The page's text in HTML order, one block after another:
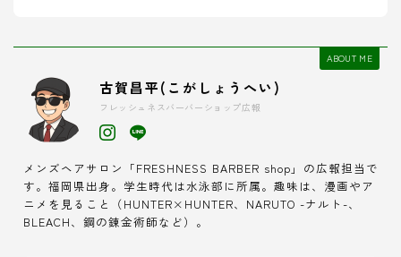
ABOUT ME
古賀昌平(こがしょうへい)
フレッシュネスバーバーショップ広報
メンズヘアサロン「FRESHNESS BARBER shop」の広報担当で
す。福岡県出身。学生時代は水泳部に所属。趣味は、漫画やア
ニメを見ること（HUNTER×HUNTER、NARUTO -ナルト-、
BLEACH、鋼の錬金術師など）。